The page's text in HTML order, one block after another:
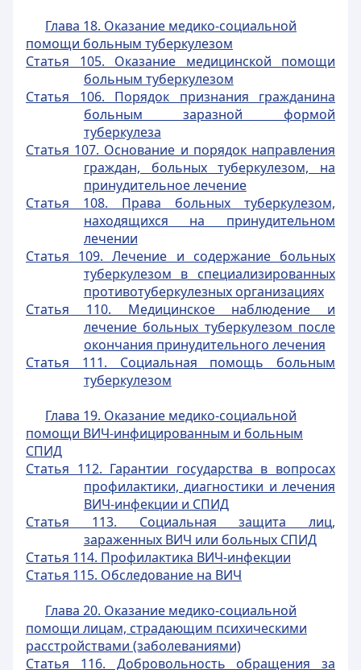
Глава 18. Оказание медико-социальной
помощи больным туберкулезом
Статья 105. Оказание медицинской помощи
больным туберкулезом
Статья 106. Порядок признания гражданина
больным заразной формой
туберкулеза
Статья 107. Основание и порядок направления
граждан, больных туберкулезом, на
принудительное лечение
Статья 108. Права больных туберкулезом,
находящихся на принудительном
лечении
Статья 109. Лечение и содержание больных
туберкулезом в специализированных
противотуберкулезных организациях
Статья 110. Медицинское наблюдение и
лечение больных туберкулезом после
окончания принудительного лечения
Статья 111. Социальная помощь больным
туберкулезом
Глава 19. Оказание медико-социальной
помощи ВИЧ-инфицированным и больным
СПИД
Статья 112. Гарантии государства в вопросах
профилактики, диагностики и лечения
ВИЧ-инфекции и СПИД
Статья 113. Социальная защита лиц,
зараженных ВИЧ или больных СПИД
Статья 114. Профилактика ВИЧ-инфекции
Статья 115. Обследование на ВИЧ
Глава 20. Оказание медико-социальной
помощи лицам, страдающим психическими
расстройствами (заболеваниями)
Статья 116. Добровольность обращения за